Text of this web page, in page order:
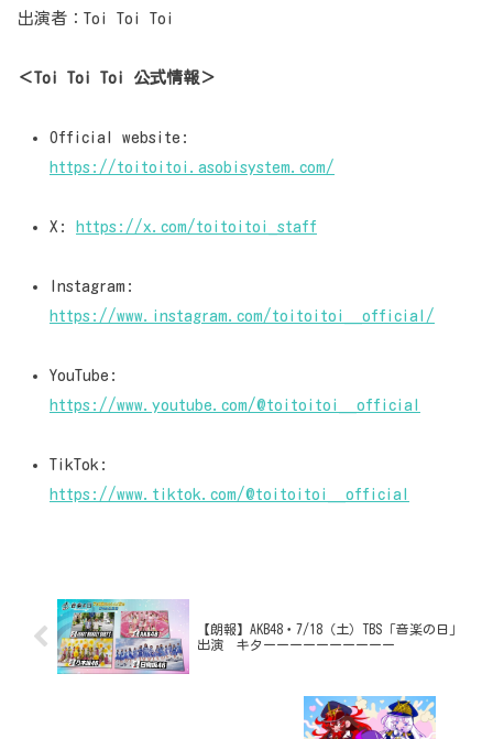
出演者：Toi Toi Toi
＜Toi Toi Toi 公式情報＞
Official website:
https://toitoitoi.asobisystem.com/
X: https://x.com/toitoitoi_staff
Instagram:
https://www.instagram.com/toitoitoi__official/
YouTube:
https://www.youtube.com/@toitoitoi__official
TikTok:
https://www.tiktok.com/@toitoitoi__official
【朗報】AKB48・7/18（土）TBS「音楽の日」
出演 キターーーーーーーーーー